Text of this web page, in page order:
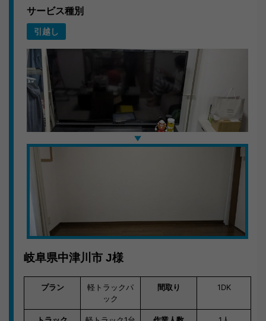
今回の作業について
1DKのお部屋から出た不用品は1tトラック1台分。2人の
チームワークで段取りよく搬出し、1〜2時間ほどで完了
しました。
ご利用後のお客様コメント
「当日に来てくれて、しかもこんなに早く終わるなん
て。値段も良心的で大満足です。」
キラキらっきー岐阜は岐阜県の地域事情を熟知したスタ
サービス種別
引越し
岐阜県中津川市 J様
プラン
軽トラックパ
ック
間取り 1DK